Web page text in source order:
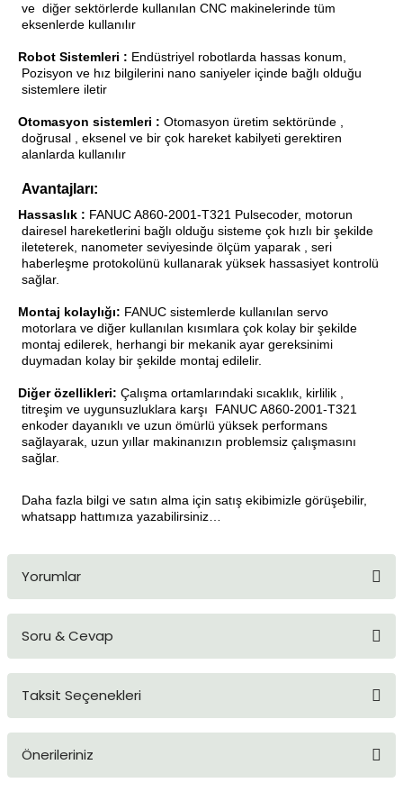
ve diğer sektörlerde kullanılan CNC makinelerinde tüm
eksenlerde kullanılır
Robot Sistemleri : Endüstriyel robotlarda hassas konum,
Pozisyon ve hız bilgilerini nano saniyeler içinde bağlı olduğu
sistemlere iletir
Otomasyon sistemleri : Otomasyon üretim sektöründe ,
doğrusal , eksenel ve bir çok hareket kabilyeti gerektiren
alanlarda kullanılır
Avantajları:
Hassaslık : FANUC A860-2001-T321 Pulsecoder, motorun
dairesel hareketlerini bağlı olduğu sisteme çok hızlı bir şekilde
ileteterek, nanometer seviyesinde ölçüm yaparak , seri
haberleşme protokolünü kullanarak yüksek hassasiyet kontrolü
sağlar.
Montaj kolaylığı: FANUC sistemlerde kullanılan servo
motorlara ve diğer kullanılan kısımlara çok kolay bir şekilde
montaj edilerek, herhangi bir mekanik ayar gereksinimi
duymadan kolay bir şekilde montaj edilelir.
Diğer özellikleri: Çalışma ortamlarındaki sıcaklık, kirlilik ,
titreşim ve uygunsuzluklara karşı
FANUC A860-2001-T321
enkoder dayanıklı ve uzun ömürlü yüksek performans
sağlayarak, uzun yıllar makinanızın problemsiz çalışmasını
sağlar.
Daha fazla bilgi ve satın alma için satış ekibimizle görüşebilir,
whatsapp hattımıza yazabilirsiniz…
Yorumlar
Soru & Cevap
Taksit Seçenekleri
Önerileriniz